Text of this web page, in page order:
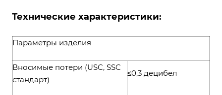
Технические характеристики:
Параметры изделия
Вносимые потери (USC, SSC
стандарт)
≤0,3 децибел